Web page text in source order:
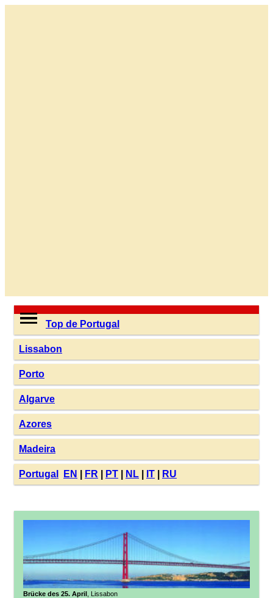
Top de Portugal
Lissabon
Porto
Algarve
Azores
Madeira
Portugal EN FR PT NL IT RU
Brücke des 25. April , Lissabon